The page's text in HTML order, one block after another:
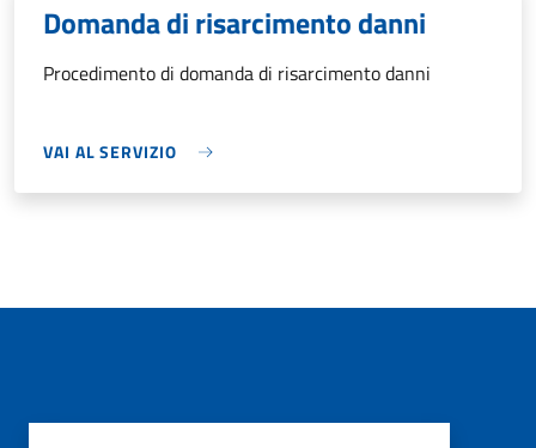
Domanda di risarcimento danni
Procedimento di domanda di risarcimento danni
VAI AL SERVIZIO